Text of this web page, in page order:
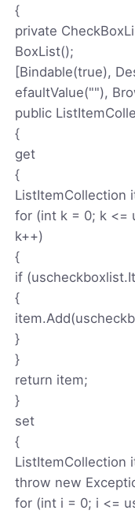
{
private
BoxList();
[Bindable(true),
efaultValue(""),
public
{
get
{
ListItemCollection
for (int k = 0; k <=
k++)
{
if
{
}
}
return item;
}
set
{
ListItemCollection
throw new
for (int i = 0; i <=